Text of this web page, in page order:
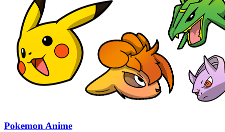
Pokemon Anime